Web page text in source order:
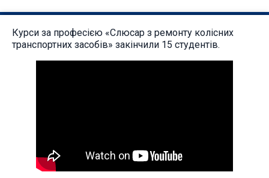
Курси за професією «Слюсар з ремонту колісних
транспортних засобів» закінчили 15 студентів.